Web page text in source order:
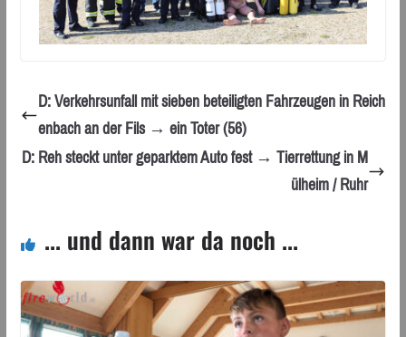
D: Verkehrsunfall mit sieben beteiligten Fahrzeugen in Reich
enbach an der Fils → ein Toter (56)
D: Reh steckt unter geparktem Auto fest → Tierrettung in M
ülheim / Ruhr
... und dann war da noch ...